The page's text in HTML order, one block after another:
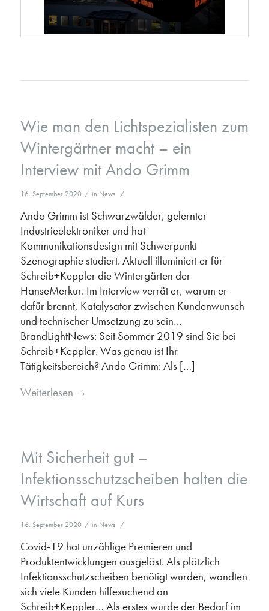
Wie man den Lichtspezialisten zum
Wintergärtner macht – ein
Interview mit Ando Grimm
16. September 2020 / in News /
Ando Grimm ist Schwarzwälder, gelernter
Industrieelektroniker und hat
Kommunikationsdesign mit Schwerpunkt
Szenographie studiert. Aktuell illuminiert er für
Schreib+Keppler die Wintergärten der
HanseMerkur. Im Interview verrät er, warum er
dafür brennt, Katalysator zwischen Kundenwunsch
und technischer Umsetzung zu sein…
BrandLightNews: Seit Sommer 2019 sind Sie bei
Schreib+Keppler. Was genau ist Ihr
Tätigkeitsbereich? Ando Grimm: Als […]
Weiterlesen →
Mit Sicherheit gut –
Infektionsschutzscheiben halten die
Wirtschaft auf Kurs
16. September 2020 / in News /
Covid-19 hat unzählige Premieren und
Produktentwicklungen ausgelöst. Als plötzlich
Infektionsschutzscheiben benötigt wurden, wandten
sich viele Kunden hilfesuchend an
Schreib+Keppler… Als erstes wurde der Bedarf im